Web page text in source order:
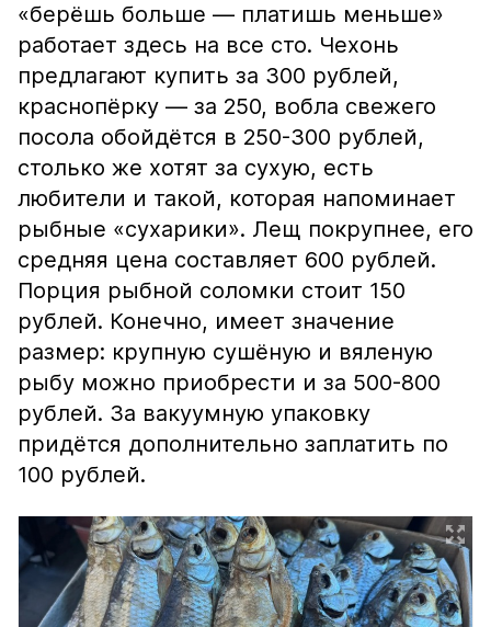
«берёшь больше — платишь меньше»
работает здесь на все сто. Чехонь
предлагают купить за 300 рублей,
краснопёрку — за 250, вобла свежего
посола обойдётся в 250-300 рублей,
столько же хотят за сухую, есть
любители и такой, которая напоминает
рыбные «сухарики». Лещ покрупнее, его
средняя цена составляет 600 рублей.
Порция рыбной соломки стоит 150
рублей. Конечно, имеет значение
размер: крупную сушёную и вяленую
рыбу можно приобрести и за 500-800
рублей. За вакуумную упаковку
придётся дополнительно заплатить по
100 рублей.